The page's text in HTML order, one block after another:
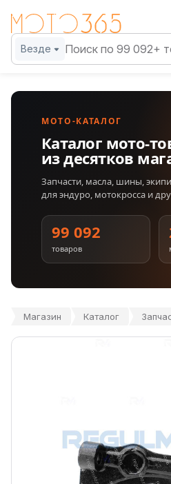
Везде
МОТО-КАТАЛОГ
Каталог мото-
из десятков
Запчасти, масла, шины,
для эндуро, мотокросса и
99 092
товаров
Магазин Каталог